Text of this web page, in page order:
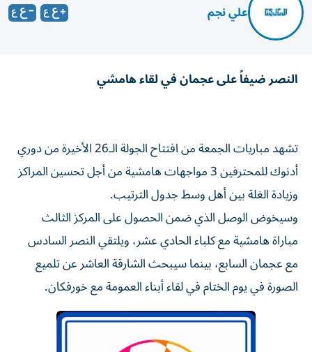
علي نجم
النصر ضيفاً على عجمان في لقاء هامشي
تشهد مباريات الجمعة من افتتاح الجولة الـ26 الأخيرة من دوري
أدنوك للمحترفين 3 مواجهات هامشية من أجل تحسين المراكز
وزيادة الغلة بين أهل وسط جدول الترتيب.
وسيخوض الوصل الذي ضمن الحصول على المركز الثالث
مباراة هامشية مع كلباء الحادي عشر، ويلتقي النصر السادس
مع عجمان السابع، بينما سيبحث الشارقة العاشر عن تلميع
الصورة في يوم الختام في لقاء أبناء العمومة مع خورفكان.